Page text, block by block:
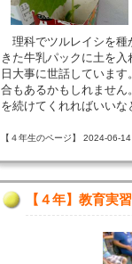
理科でツルレイシを種
きた牛乳パックに土を
日大事に世話していま
合もあるかもしれませ
を続けてくれればいいな
【４年生のページ】 2024-06-
【４年】教育実